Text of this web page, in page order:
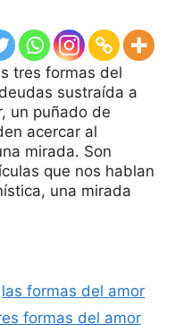
tres formas del
sustraída a
un puñado de
acercar al
mirada. Son
que nos hablan
una mirada
las formas del amor
formas del amor